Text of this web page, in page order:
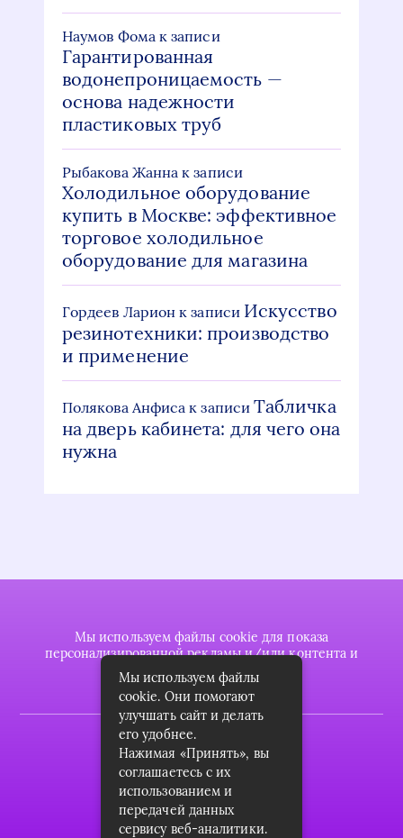
Наумов Фомак записи
Гарантированная
водонепроницаемость —
основа надежности
пластиковых труб
Рыбакова Жанна к записи
Холодильное оборудование
купить в Москве: эффективное
торговое холодильное
оборудование для магазина
Гордеев Ларион к записи Искусство
резинотехники: производство
и применение
Полякова Анфиса к записиТабличка
на дверь кабинета: для чего она
нужна
Мы используем файлы cookie для показа
персонализированной рекламы и/или контента и
анализа нашего трафика.
2022 © plasttrubkomplekt.ru
Карта сайта
Контакты
О проекте
Мы используем файлы
cookie. Они помогают
улучшать сайт и делать
его удобнее.
Нажимая «Принять», вы
соглашаетесь с их
использованием и
передачей данных
сервису веб-аналитики.